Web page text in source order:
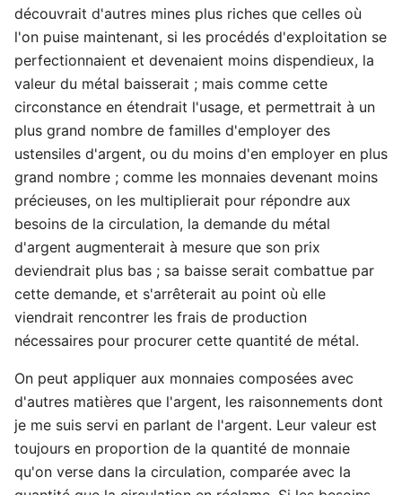
découvrait d'autres mines plus riches que celles où
l'on puise maintenant, si les procédés d'exploitation se
perfectionnaient et devenaient moins dispendieux, la
valeur du métal baisserait ; mais comme cette
circonstance en étendrait l'usage, et permettrait à un
plus grand nombre de familles d'employer des
ustensiles d'argent, ou du moins d'en employer en plus
grand nombre ; comme les monnaies devenant moins
précieuses, on les multiplierait pour répondre aux
besoins de la circulation, la demande du métal
d'argent augmenterait à mesure que son prix
deviendrait plus bas ; sa baisse serait combattue par
cette demande, et s'arrêterait au point où elle
viendrait rencontrer les frais de production
nécessaires pour procurer cette quantité de métal.
On peut appliquer aux monnaies composées avec
d'autres matières que l'argent, les raisonnements dont
je me suis servi en parlant de l'argent. Leur valeur est
toujours en proportion de la quantité de monnaie
qu'on verse dans la circulation, comparée avec la